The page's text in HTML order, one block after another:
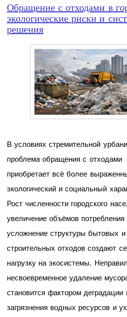
Обращение с отходами в
экологические риски и
решения
В условиях стремительной
проблема обращения с отходами
приобретает всё более
экологический и социальный
Рост численности городского
увеличение объёмов потребления
усложнение структуры бытовых и
строительных отходов создают
нагрузку на экосистемы.
несвоевременное удаление
становится фактором деградации
загрязнения водных ресурсов и